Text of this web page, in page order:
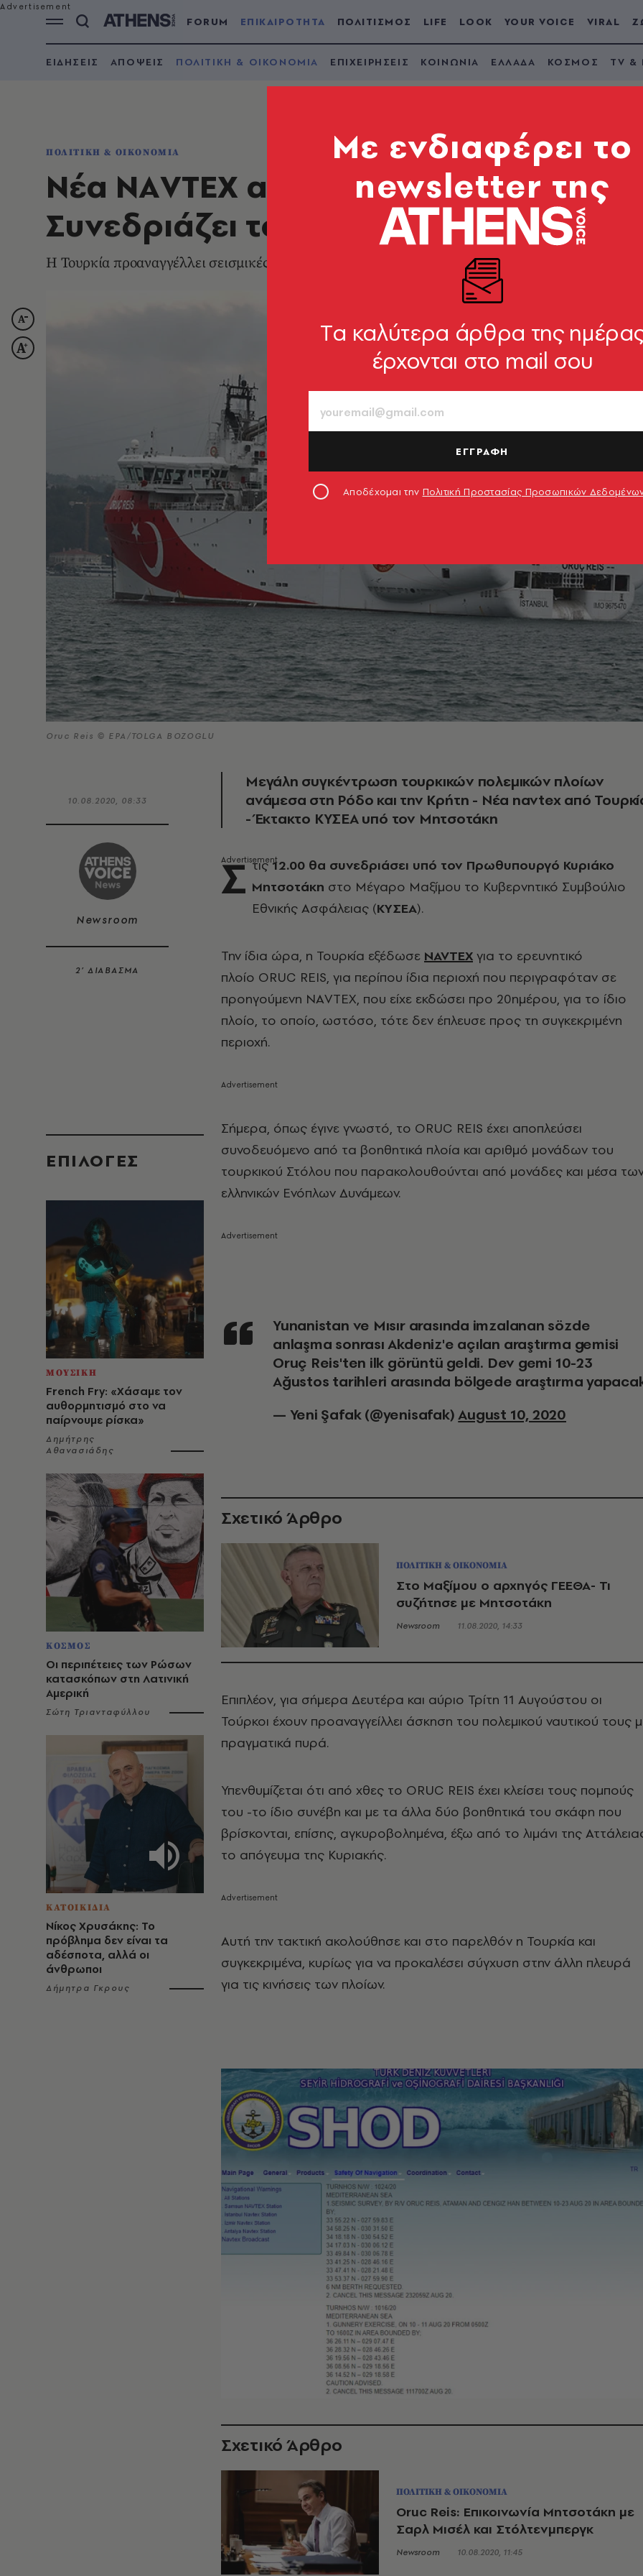
FORUM ΕΠΙΚΑΙΡΟΤΗΤΑ ΠΟΛΙΤΙΣΜΟΣ LIFE LOOK YOUR VOICE VIRAL
ΕΙΔΗΣΕΙΣ ΑΠΟΨΕΙΣ ΠΟΛΙΤΙΚΗ & ΟΙΚΟΝΟΜΙΑ ΕΠΙΧΕΙΡΗΣΕΙΣ ΚΟΙΝΩΝΙΑ ΕΛΛΑΔΑ ΚΟΣΜΟΣ TV &
ΠΟΛΙΤΙΚΗ & ΟΙΚΟΝΟΜΙΑ
Νέα ΝΑVΤΕΧ από την Άγκυρα για
Συνεδριάζει το ΚΥΣΕΑ
Η Τουρκία προαναγγέλλει σεισμικές έρευνες του Oruc Reis, από την Ρόδο μέχρι το Καστελόριζο
Oruc Reis © EPA/TOLGA BOZOGLU
10.08.2020, 08:33
Newsroom
2’ ΔΙΑΒΑΣΜΑ
EΠΙΛΟΓΈΣ
ΜΟΥΣΙΚΗ
French Fry: «Χάσαμε τον
αυθορμητισμό στο να
παίρνουμε ρίσκα»
Δημήτρης
Αθανασιάδης
ΚΟΣΜΟΣ
Οι περιπέτειες των Ρώσων
κατασκόπων στη Λατινική
Αμερική
Σώτη Τριανταφύλλου
ΚΑΤΟΙΚΙΔΙΑ
Νίκος Χρυσάκης: Το
πρόβλημα δεν είναι τα
αδέσποτα, αλλά οι
άνθρωποι
Δήμητρα Γκρους
Mεγάλη συγκέντρωση τουρκικών πολεμικών πλοίων
ανάμεσα στη Ρόδο και την Κρήτη - Νέα navtex από
- Έκτακτο ΚΥΣΕΑ υπό τον Μητσοτάκη
Σ τις12.00 θα συνεδριάσει υπό τον Πρωθυπουργό Κυριάκο
Μητσοτάκη στο Μέγαρο Μαξίμου το Κυβερνητικό Συμβούλιο
Εθνικής Ασφάλειας (ΚΥΣΕΑ).
Την ίδια ώρα, η Τουρκία εξέδωσε NAVTEX για το ερευνητικό
πλοίο ORUC REIS, για περίπου ίδια περιοχή που περιγραφόταν σε
προηγούμενη ΝΑVΤΕΧ, που είχε εκδώσει προ 20ημέρου, για το ίδιο
πλοίο, το οποίο, ωστόσο, τότε δεν έπλευσε προς τη συγκεκριμένη
περιοχή.
Σήμερα, όπως έγινε γνωστό, το ORUC REIS έχει αποπλεύσει
συνοδευόμενο από τα βοηθητικά πλοία και αριθμό μονάδων του
τουρκικού Στόλου που παρακολουθούνται από μονάδες και μέσα
ελληνικών Ενόπλων Δυνάμεων.
Yunanistan ve Mısır arasında imzalanan sözde
anlaşma sonrası Akdeniz'e açılan araştırma gemisi
Oruç Reis'ten ilk görüntü geldi. Dev gemi 10-23
Ağustos tarihleri arasında bölgede araştırma
— Yeni Şafak (@yenisafak)August 10, 2020
Σχετικό Άρθρο
ΠΟΛΙΤΙΚΗ & ΟΙΚΟΝΟΜΙΑ
Στο Μαξίμου ο αρχηγός ΓΕΕΘΑ- Τι
συζήτησε με Μητσοτάκη
Newsroom 11.08.2020, 14:33
Επιπλέον, για σήμερα Δευτέρα και αύριο Τρίτη 11 Αυγούστου οι
Τούρκοι έχουν προαναγγείλλει άσκηση του πολεμικού ναυτικού τους
πραγματικά πυρά.
Υπενθυμίζεται ότι από χθες το ORUC REIS έχει κλείσει τους πομπούς
του -το ίδιο συνέβη και με τα άλλα δύο βοηθητικά του σκάφη που
βρίσκονται, επίσης, αγκυροβολημένα, έξω από το λιμάνι της
το απόγευμα της Κυριακής.
Αυτή την τακτική ακολούθησε και στο παρελθόν η Τουρκία και
συγκεκριμένα, κυρίως για να προκαλέσει σύγχυση στην άλλη πλευρά
για τις κινήσεις των πλοίων.
Σχετικό Άρθρο
ΠΟΛΙΤΙΚΗ & ΟΙΚΟΝΟΜΙΑ
Oruc Reis: Επικοινωνία Μητσοτάκη με
Σαρλ Μισέλ και Στόλτενμπεργκ
Newsroom 10.08.2020, 11:45
Mε ενδιαφέρει το
newsletter της
Tα καλύτερα άρθρα της
έρχονται στο mail σου
ΕΓΓΡΑΦΗ
Αποδέχομαι την Πολιτική Προστασίας Προσωπικών